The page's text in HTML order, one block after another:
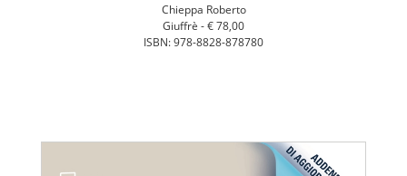
Chieppa Roberto
Giuffrè -€ 78,00
ISBN: 978-8828-878780